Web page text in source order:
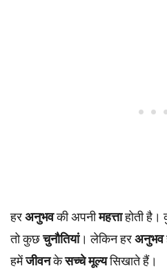
हरअनुभवकी अपनीमहत्ताहोती
तो कुछचुनौतियां। लेकिन हरअनुभव
हमेंजीवनकेसच्चेमूल्यसिखाते हैं।